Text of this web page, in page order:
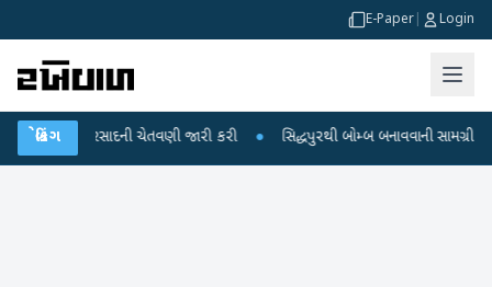
E-Paper Login
બ્રેકિંગ
વરસાદની ચેતવણી જારી કરી ● સિદ્ધપુરથી બોમ્બ બનાવવાની સામગ્રી સાથે જૈશના